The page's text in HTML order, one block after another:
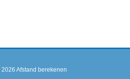
Afstand berekenen